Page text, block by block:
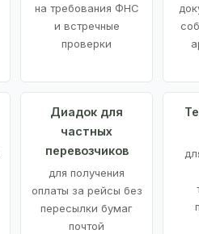
на требования ФНС
и встречные
проверки
Диадок для
частных
перевозчиков
для получения
оплаты за рейсы без
пересылки бумаг
почтой